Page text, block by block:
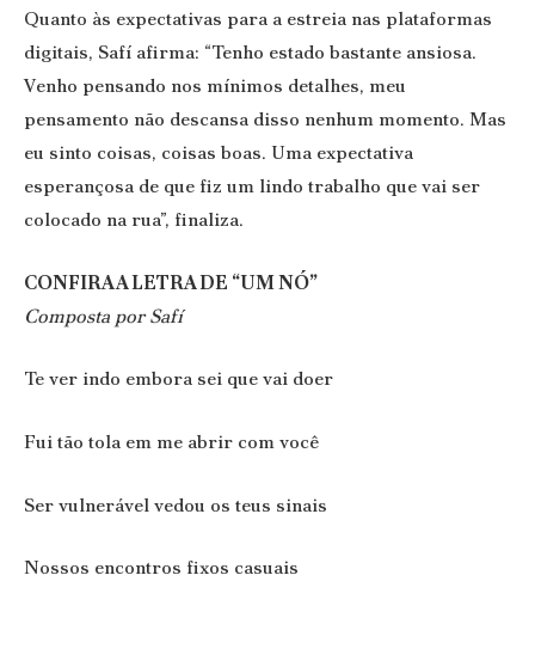
Quanto às expectativas para a estreia nas plataformas
digitais, Safí afirma: “Tenho estado bastante ansiosa.
Venho pensando nos mínimos detalhes, meu
pensamento não descansa disso nenhum momento. Mas
eu sinto coisas, coisas boas. Uma expectativa
esperançosa de que fiz um lindo trabalho que vai ser
colocado na rua”, finaliza.
CONFIRA A LETRA DE “UM NÓ”
Composta por Safí
Te ver indo embora sei que vai doer
Fui tão tola em me abrir com você
Ser vulnerável vedou os teus sinais
Nossos encontros fixos casuais